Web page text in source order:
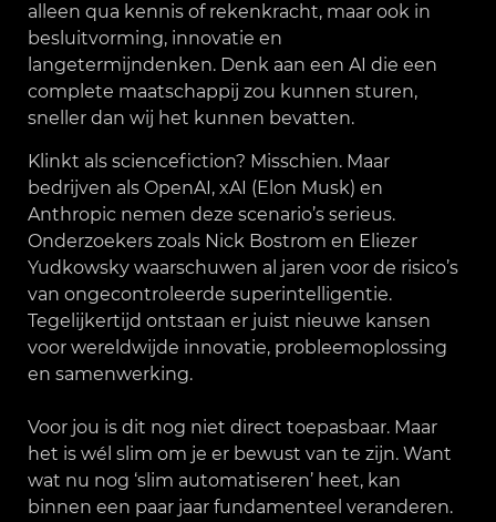
alleen qua kennis of rekenkracht, maar ook in
besluitvorming, innovatie en
langetermijndenken. Denk aan een AI die een
complete maatschappij zou kunnen sturen,
sneller dan wij het kunnen bevatten.
Klinkt als sciencefiction? Misschien. Maar
bedrijven als OpenAI, xAI (Elon Musk) en
Anthropic nemen deze scenario’s serieus.
Onderzoekers zoals Nick Bostrom en Eliezer
Yudkowsky waarschuwen al jaren voor de risico’s
van ongecontroleerde superintelligentie.
Tegelijkertijd ontstaan er juist nieuwe kansen
voor wereldwijde innovatie, probleemoplossing
en samenwerking.
Voor jou is dit nog niet direct toepasbaar. Maar
het is wél slim om je er bewust van te zijn. Want
wat nu nog ‘slim automatiseren’ heet, kan
binnen een paar jaar fundamenteel veranderen.